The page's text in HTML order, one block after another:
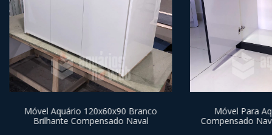
Móvel Aquário 120x60x90 Branco
Brilhante Compensado Naval
Móvel Para
Compensado